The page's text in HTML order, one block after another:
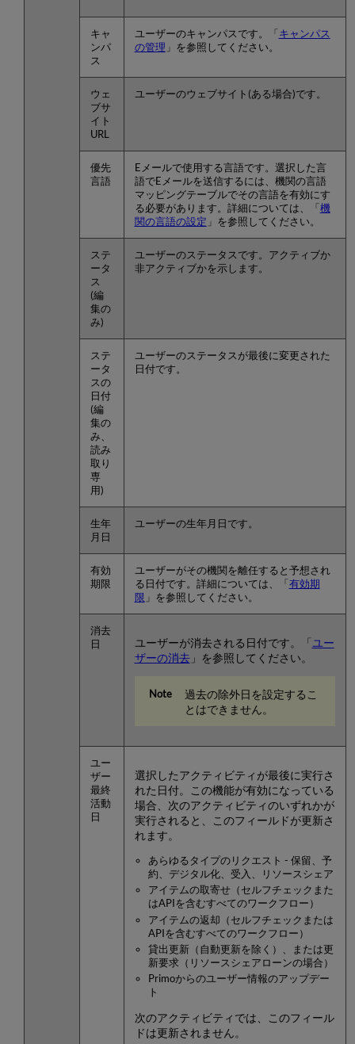
キャ
ンパ
ス
ユーザーのキャンパスです。「 キャンパス
の管理 」を参照してください。
ウェ
ブサ
イト
URL
ユーザーのウェブサイト(ある場合)です。
優先
言語
Eメールで使用する言語です。選択した言
語でEメールを送信するには、機関の言語
マッピングテーブルでその言語を有効にす
る必要があります。詳細については、「 機
関の言語の設定 」を参照してください。
ステ
ータ
ス
(編
集の
み)
ユーザーのステータスです。アクティブか
非アクティブかを示します。
ステ
ータ
スの
日付
(編
集の
み、
読み
取り
専
用)
ユーザーのステータスが最後に変更された
日付です。
生年
月日
ユーザーの生年月日です。
有効
期限
ユーザーがその機関を離任すると予想され
る日付です。詳細については、「 有効期
限 」を参照してください。
消去
日
ユーザーが消去される日付です。「ユー
ザーの消去」を参照してください。
過去の除外日を設定するこ
とはできません。
ユー
ザー
最終
活動
日
選択したアクティビティが最後に実行さ
れた日付。この機能が有効になっている
場合、次のアクティビティのいずれかが
実行されると、このフィールドが更新さ
れます。
あらゆるタイプのリクエスト - 保留、予
約、デジタル化、受入、リソースシェア
アイテムの取寄せ（セルフチェックまた
はAPIを含むすべてのワークフロー）
アイテムの返却（セルフチェックまたは
APIを含むすべてのワークフロー）
貸出更新（自動更新を除く）、または更
新要求（リソースシェアローンの場合）
Primoからのユーザー情報のアップデー
ト
次のアクティビティでは、このフィール
ドは更新されません。